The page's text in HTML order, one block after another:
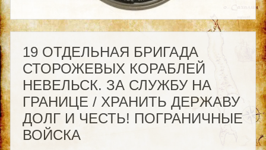
19 ОТДЕЛЬНАЯ БРИГАДА
СТОРОЖЕВЫХ КОРАБЛЕЙ
НЕВЕЛЬСК. ЗА СЛУЖБУ НА
ГРАНИЦЕ / ХРАНИТЬ ДЕРЖАВУ
ДОЛГ И ЧЕСТЬ! ПОГРАНИЧНЫЕ
ВОЙСКА